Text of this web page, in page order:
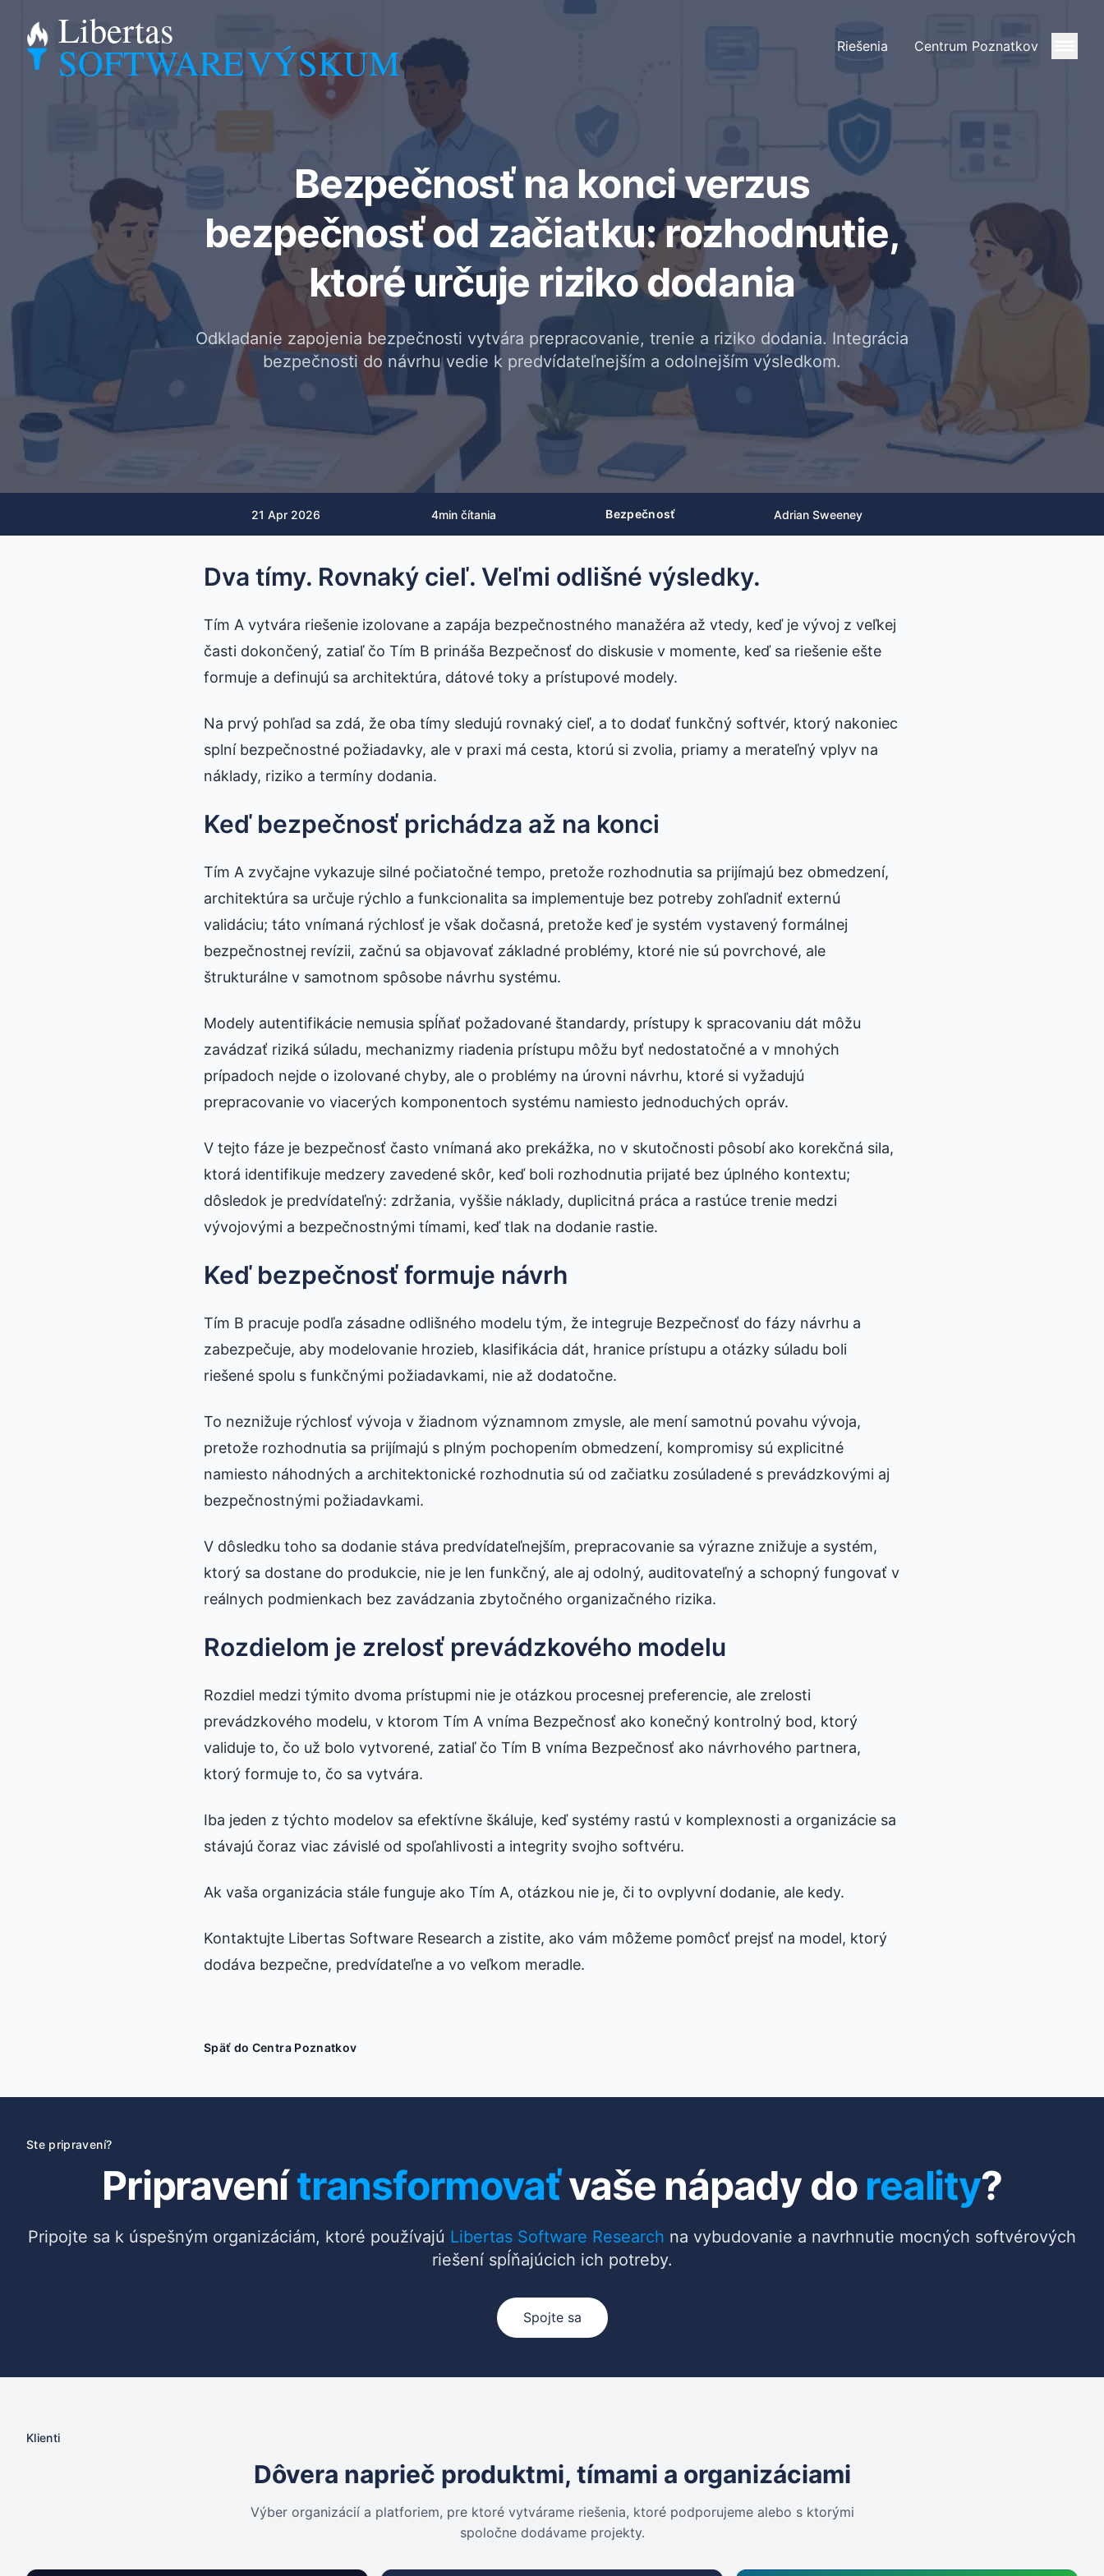
Libertas
SOFTWAREVÝSKUM Riešenia Centrum Poznatkov
Bezpečnosť na konci verzus
bezpečnosť od začiatku: rozhodnutie,
ktoré určuje riziko dodania
Odkladanie zapojenia bezpečnosti vytvára prepracovanie, trenie a riziko dodania. Integrácia
bezpečnosti do návrhu vedie k predvídateľnejším a odolnejším výsledkom.
21 Apr 2026 4min čítania Bezpečnosť Adrian Sweeney
Dva tímy. Rovnaký cieľ. Veľmi odlišné výsledky.
Tím A vytvára riešenie izolovane a zapája bezpečnostného manažéra až vtedy, keď je vývoj z veľkej
časti dokončený, zatiaľ čo Tím B prináša Bezpečnosť do diskusie v momente, keď sa riešenie ešte
formuje a definujú sa architektúra, dátové toky a prístupové modely.
Na prvý pohľad sa zdá, že oba tímy sledujú rovnaký cieľ, a to dodať funkčný softvér, ktorý nakoniec
splní bezpečnostné požiadavky, ale v praxi má cesta, ktorú si zvolia, priamy a merateľný vplyv na
náklady, riziko a termíny dodania.
Keď bezpečnosť prichádza až na konci
Tím A zvyčajne vykazuje silné počiatočné tempo, pretože rozhodnutia sa prijímajú bez obmedzení,
architektúra sa určuje rýchlo a funkcionalita sa implementuje bez potreby zohľadniť externú
validáciu; táto vnímaná rýchlosť je však dočasná, pretože keď je systém vystavený formálnej
bezpečnostnej revízii, začnú sa objavovať základné problémy, ktoré nie sú povrchové, ale
štrukturálne v samotnom spôsobe návrhu systému.
Modely autentifikácie nemusia spĺňať požadované štandardy, prístupy k spracovaniu dát môžu
zavádzať riziká súladu, mechanizmy riadenia prístupu môžu byť nedostatočné a v mnohých
prípadoch nejde o izolované chyby, ale o problémy na úrovni návrhu, ktoré si vyžadujú
prepracovanie vo viacerých komponentoch systému namiesto jednoduchých opráv.
V tejto fáze je bezpečnosť často vnímaná ako prekážka, no v skutočnosti pôsobí ako korekčná sila,
ktorá identifikuje medzery zavedené skôr, keď boli rozhodnutia prijaté bez úplného kontextu;
dôsledok je predvídateľný: zdržania, vyššie náklady, duplicitná práca a rastúce trenie medzi
vývojovými a bezpečnostnými tímami, keď tlak na dodanie rastie.
Keď bezpečnosť formuje návrh
Tím B pracuje podľa zásadne odlišného modelu tým, že integruje Bezpečnosť do fázy návrhu a
zabezpečuje, aby modelovanie hrozieb, klasifikácia dát, hranice prístupu a otázky súladu boli
riešené spolu s funkčnými požiadavkami, nie až dodatočne.
To neznižuje rýchlosť vývoja v žiadnom významnom zmysle, ale mení samotnú povahu vývoja,
pretože rozhodnutia sa prijímajú s plným pochopením obmedzení, kompromisy sú explicitné
namiesto náhodných a architektonické rozhodnutia sú od začiatku zosúladené s prevádzkovými aj
bezpečnostnými požiadavkami.
V dôsledku toho sa dodanie stáva predvídateľnejším, prepracovanie sa výrazne znižuje a systém,
ktorý sa dostane do produkcie, nie je len funkčný, ale aj odolný, auditovateľný a schopný fungovať v
reálnych podmienkach bez zavádzania zbytočného organizačného rizika.
Rozdielom je zrelosť prevádzkového modelu
Rozdiel medzi týmito dvoma prístupmi nie je otázkou procesnej preferencie, ale zrelosti
prevádzkového modelu, v ktorom Tím A vníma Bezpečnosť ako konečný kontrolný bod, ktorý
validuje to, čo už bolo vytvorené, zatiaľ čo Tím B vníma Bezpečnosť ako návrhového partnera,
ktorý formuje to, čo sa vytvára.
Iba jeden z týchto modelov sa efektívne škáluje, keď systémy rastú v komplexnosti a organizácie sa
stávajú čoraz viac závislé od spoľahlivosti a integrity svojho softvéru.
Ak vaša organizácia stále funguje ako Tím A, otázkou nie je, či to ovplyvní dodanie, ale kedy.
Kontaktujte Libertas Software Research a zistite, ako vám môžeme pomôcť prejsť na model, ktorý
dodáva bezpečne, predvídateľne a vo veľkom meradle.
Späť do Centra Poznatkov
Ste pripravení?
Pripravenítransformovaťvaše nápady do reality?
Pripojte sa k úspešným organizáciám, ktoré používajú Libertas Software Research na vybudovanie a navrhnutie mocných softvérových
riešení spĺňajúcich ich potreby.
Spojte sa
Klienti
Dôvera naprieč produktmi, tímami a organizáciami
Výber organizácií a platforiem, pre ktoré vytvárame riešenia, ktoré podporujeme alebo s ktorými
spoločne dodávame projekty.